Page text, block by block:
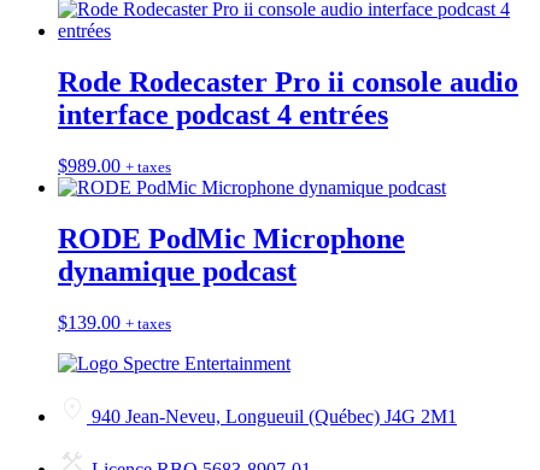
Rode Rodecaster Pro ii console audio
interface podcast 4 entrées
$989.00 + taxes
RODE PodMic Microphone
dynamique podcast
$139.00 + taxes
940 Jean-Neveu, Longueuil (Québec) J4G 2M1